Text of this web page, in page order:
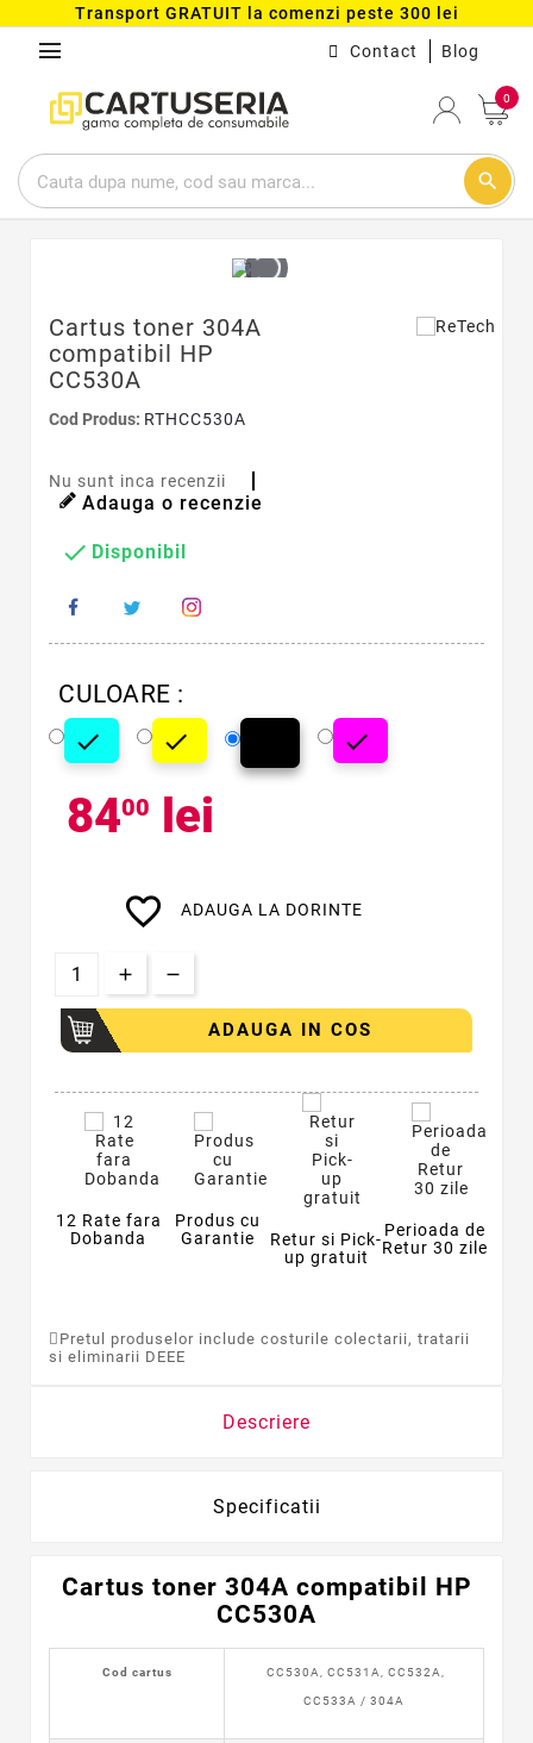
Transport GRATUIT la comenzi peste 300 lei
menu Contact Blog
0
search
Cartus toner 304A
compatibil HP
CC530A
Cod Produs: RTHCC530A
Nu sunt inca recenzii
Adauga o recenzie
 Disponibil
CULOARE :
Cyan
 Galben
 Magenta

8400 lei
favorite_border ADAUGA LA DORINTE
ADAUGA IN COS
12 Rate fara
Dobanda
Produs cu
Garantie
Retur si Pick-
up gratuit
Perioada de
Retur 30 zile
Pretul produselor include costurile colectarii, tratarii
si eliminarii DEEE
Descriere
Specificatii
Cartus toner 304A compatibil HP
CC530A
Cod cartus CC530A, CC531A, CC532A,
CC533A / 304A